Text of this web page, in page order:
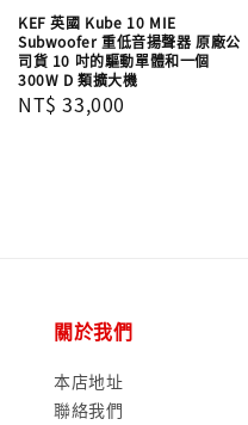
KEF 英國 Kube 10 MIE
Subwoofer 重低音揚聲器 原廠公
司貨 10 吋的驅動單體和一個
300W D 類擴大機
Regular
NT$ 33,000
關於我們
本店地址
聯絡我們